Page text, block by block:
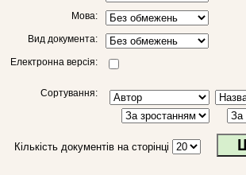
Мова:
Вид документа:
Електронна версія:
Сортування:
Кількість документів на сторінці